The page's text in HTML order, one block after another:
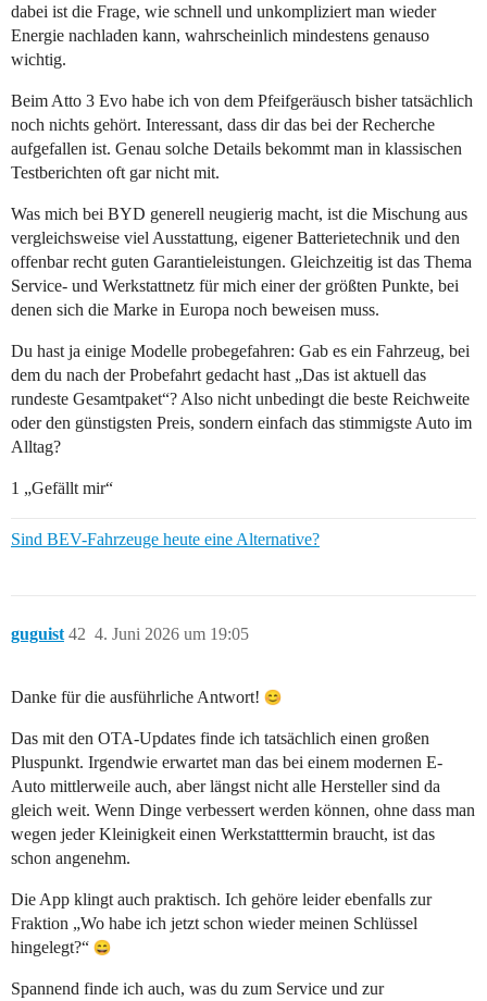
dabei ist die Frage, wie schnell und unkompliziert man wieder
Energie nachladen kann, wahrscheinlich mindestens genauso
wichtig.
Beim Atto 3 Evo habe ich von dem Pfeifgeräusch bisher tatsächlich
noch nichts gehört. Interessant, dass dir das bei der Recherche
aufgefallen ist. Genau solche Details bekommt man in klassischen
Testberichten oft gar nicht mit.
Was mich bei BYD generell neugierig macht, ist die Mischung aus
vergleichsweise viel Ausstattung, eigener Batterietechnik und den
offenbar recht guten Garantieleistungen. Gleichzeitig ist das Thema
Service- und Werkstattnetz für mich einer der größten Punkte, bei
denen sich die Marke in Europa noch beweisen muss.
Du hast ja einige Modelle probegefahren: Gab es ein Fahrzeug, bei
dem du nach der Probefahrt gedacht hast „Das ist aktuell das
rundeste Gesamtpaket“? Also nicht unbedingt die beste Reichweite
oder den günstigsten Preis, sondern einfach das stimmigste Auto im
Alltag?
1 „Gefällt mir“
Sind BEV-Fahrzeuge heute eine Alternative?
guguist 4. Juni 2026 um 19:05
42
Danke für die ausführliche Antwort!
Das mit den OTA-Updates finde ich tatsächlich einen großen
Pluspunkt. Irgendwie erwartet man das bei einem modernen E-
Auto mittlerweile auch, aber längst nicht alle Hersteller sind da
gleich weit. Wenn Dinge verbessert werden können, ohne dass man
wegen jeder Kleinigkeit einen Werkstatttermin braucht, ist das
schon angenehm.
Die App klingt auch praktisch. Ich gehöre leider ebenfalls zur
Fraktion „Wo habe ich jetzt schon wieder meinen Schlüssel
hingelegt?“
Spannend finde ich auch, was du zum Service und zur